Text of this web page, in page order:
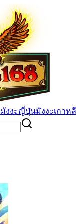
มังงะญี่ปุ่นมังงะเกาหลี